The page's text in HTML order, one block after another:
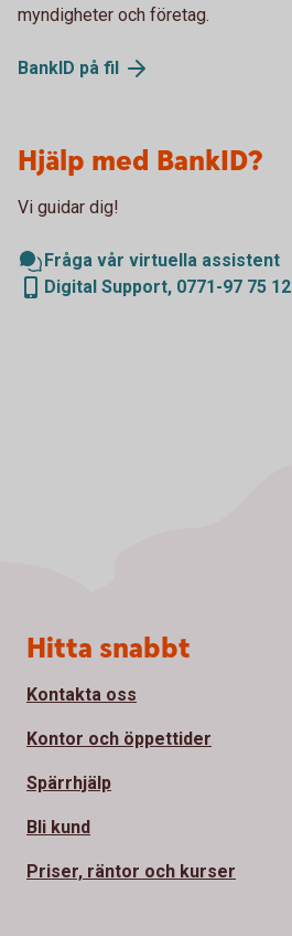
myndigheter och företag.
BankID på fil
Hjälp med BankID?
Vi guidar dig!
Fråga vår virtuella assistent
Digital Support, 0771-97 75 12
Sidfot
Hitta snabbt
Kontakta oss
Kontor och öppettider
Spärrhjälp
Bli kund
Priser, räntor och kurser